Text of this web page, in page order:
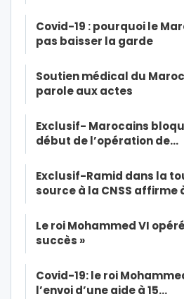
Covid-19 : pourquoi le
pas baisser la garde
Soutien médical du
parole aux actes
Exclusif- Marocains
début de l’opération de…
Exclusif-Ramid dans la
source à la CNSS affirme
Le roi Mohammed VI
succès »
Covid-19: le roi
l’envoi d’une aide à 15…